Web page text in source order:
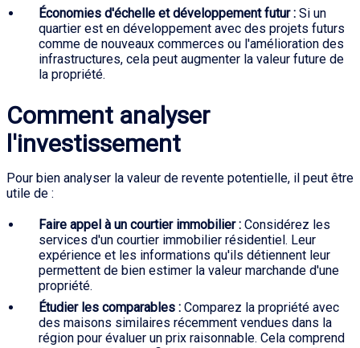
Économies d'échelle et développement futur : Si un
quartier est en développement avec des projets futurs
comme de nouveaux commerces ou l'amélioration des
infrastructures, cela peut augmenter la valeur future de
la propriété.
Comment analyser
l'investissement
Pour bien analyser la valeur de revente potentielle, il peut être
utile de :
Faire appel à un courtier immobilier : Considérez les
services d'un courtier immobilier résidentiel. Leur
expérience et les informations qu'ils détiennent leur
permettent de bien estimer la valeur marchande d'une
propriété.
Étudier les comparables : Comparez la propriété avec
des maisons similaires récemment vendues dans la
région pour évaluer un prix raisonnable. Cela comprend